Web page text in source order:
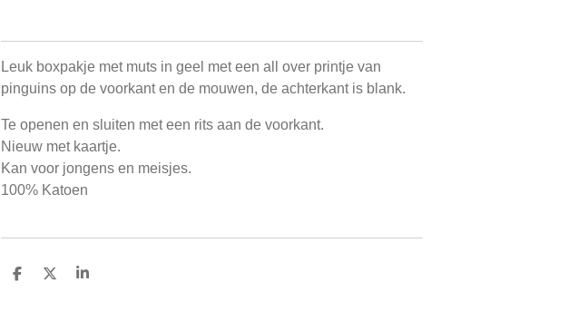
Leuk boxpakje met muts in geel met een all over printje van
pinguins op de voorkant en de mouwen, de achterkant is blank.
Te openen en sluiten met een rits aan de voorkant.
Nieuw met kaartje.
Kan voor jongens en meisjes.
100% Katoen
D
D
S